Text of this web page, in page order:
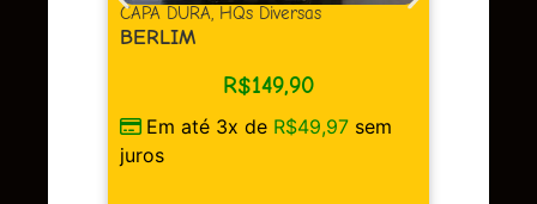
CAPA DURA, HQs Diversas
BERLIM
R$149,90
Em até 3x de R$49,97 sem
juros